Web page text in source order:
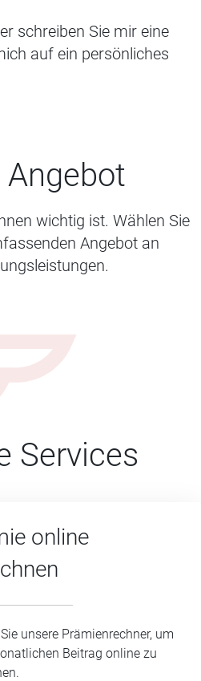
schreiben Sie mir eine
auf ein persönliches
Angebot
wichtig ist. Wählen Sie
Angebot an
Services
online
unsere Prämienrechner, um
Beitrag online zu